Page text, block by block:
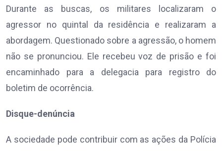
Durante as buscas, os militares localizaram o
agressor no quintal da residência e realizaram a
abordagem. Questionado sobre a agressão, o homem
não se pronunciou. Ele recebeu voz de prisão e foi
encaminhado para a delegacia para registro do
boletim de ocorrência.
Disque-denúncia
A sociedade pode contribuir com as ações da Polícia